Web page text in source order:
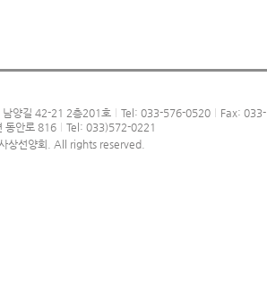
남양길 42-21 2층201호 Tel: 033-576-0520
Fax:
동안로 816
Tel: 033)572-0221
상선양회. All rights reserved.